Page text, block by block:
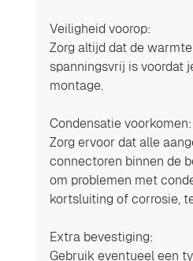
Veiligheid voorop:
Zorg altijd dat de
spanningsvrij is voordat
montage.
Condensatie voorkomen:
Zorg ervoor dat alle
connectoren binnen de
om problemen met
kortsluiting of corrosie,
Extra bevestiging:
Gebruik eventueel een